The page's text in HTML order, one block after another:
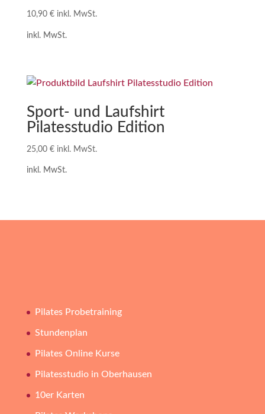
10,90 € inkl. MwSt.
inkl. MwSt.
Sport- und Laufshirt
Pilatesstudio Edition
25,00 € inkl. MwSt.
inkl. MwSt.
Pilates Probetraining
Stundenplan
Pilates Online Kurse
Pilatesstudio in Oberhausen
10er Karten